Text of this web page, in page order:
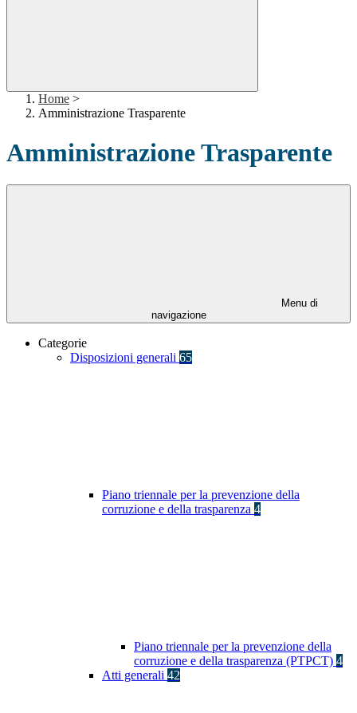
Home >
Amministrazione Trasparente
Amministrazione Trasparente
Menu di
navigazione
Categorie
Disposizioni generali 65
Piano triennale per la prevenzione della
corruzione e della trasparenza 4
Piano triennale per la prevenzione della
corruzione e della trasparenza (PTPCT) 4
Atti generali 42